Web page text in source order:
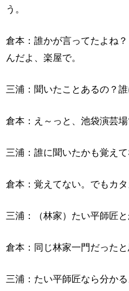
う。
倉本：誰かが言ってたよね
んだよ、楽屋で。
三浦：聞いたことあるの？
倉本：え～っと、池袋演芸場
三浦：誰に聞いたかも覚えて
倉本：覚えてない。でもカ
三浦：（林家）たい平師匠と
倉本：同じ林家一門だったと
三浦：たい平師匠なら分かる